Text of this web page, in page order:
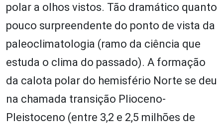
polar a olhos vistos. Tão dramático quanto
pouco surpreendente do ponto de vista da
paleoclimatologia (ramo da ciência que
estuda o clima do passado). A formação
da calota polar do hemisfério Norte se deu
na chamada transição Plioceno-
Pleistoceno (entre 3,2 e 2,5 milhões de